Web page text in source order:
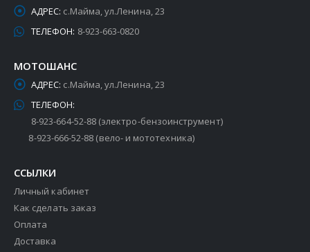
АДРЕС: с.Майма, ул.Ленина, 23
ТЕЛЕФОН: 8-923-663-0820
МОТОШАНС
АДРЕС: с.Майма, ул.Ленина, 23
ТЕЛЕФОН:
8-923-664-52-88 (электро-бензоинструмент)
8-923-666-52-88 (вело- и мототехника)
ССЫЛКИ
Личный кабинет
Как сделать заказ
Оплата
Доставка